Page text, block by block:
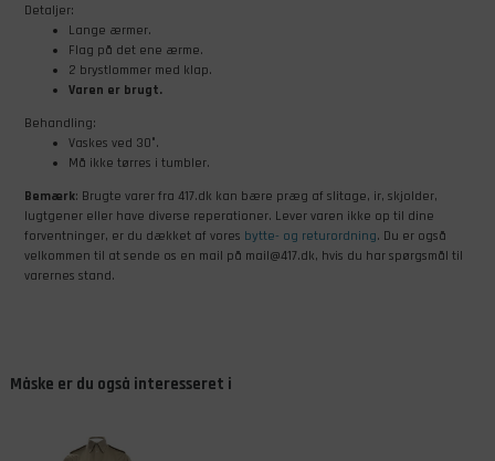
Detaljer:
Lange ærmer.
Flag på det ene ærme.
2 brystlommer med klap.
Varen er brugt.
Behandling:
Vaskes ved 30°.
Må ikke tørres i tumbler.
Bemærk: Brugte varer fra 417.dk kan bære præg af slitage, ir, skjolder,
lugtgener eller have diverse reperationer. Lever varen ikke op til dine
forventninger, er du dækket af vores bytte- og returordning. Du er også
velkommen til at sende os en mail på mail@417.dk, hvis du har spørgsmål til
varernes stand.
Måske er du også interesseret i